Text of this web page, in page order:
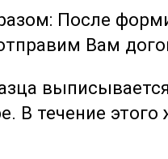
в себя
бактерий. Это
и применять их
таким
аспекты
После
Вам
В течение